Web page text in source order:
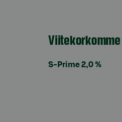
Viitekorkomme
S-Prime 2,0 %